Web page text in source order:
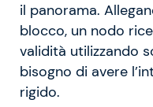
il panorama.
blocco, un nodo
validità utilizzando
bisogno di avere
rigido.